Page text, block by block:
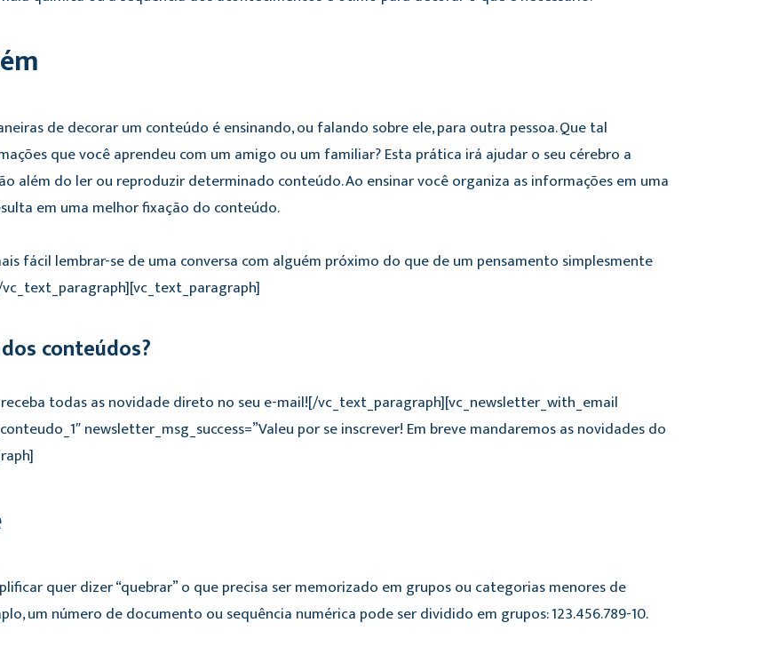
de decorar um conteúdo é ensinando, ou falando sobre ele, para outra pessoa. Que tal
que você aprendeu com um amigo ou um familiar? Esta prática irá ajudar o seu cérebro a
além do ler ou reproduzir determinado conteúdo. Ao ensinar você organiza as informações em uma
em uma melhor fixação do conteúdo.
fácil lembrar-se de uma conversa com alguém próximo do que de um pensamento simplesmente
conteúdos?
todas as novidade direto no seu e-mail![/vc_text_paragraph][vc_newsletter_with_email
newsletter_msg_success=”Valeu por se inscrever! Em breve mandaremos as novidades do
quer dizer “quebrar” o que precisa ser memorizado em grupos ou categorias menores de
um número de documento ou sequência numérica pode ser dividido em grupos: 123.456.789-10.